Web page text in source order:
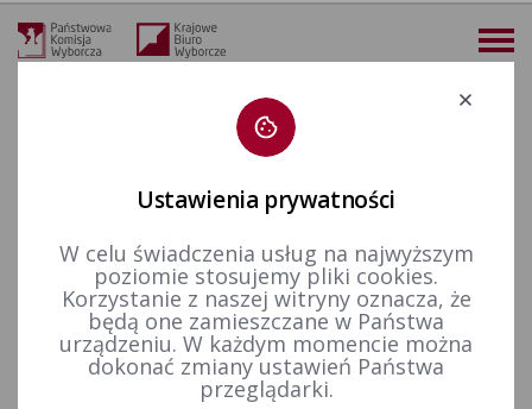
Deklaracja dostępności
więcej
Wybory i referenda Rejestr wyborców
Ustawienia prywatności
W celu świadczenia usług na najwyższym
poziomie stosujemy pliki cookies.
Korzystanie z naszej witryny oznacza, że
będą one zamieszczane w Państwa
urządzeniu. W każdym momencie można
dokonać zmiany ustawień Państwa
przeglądarki.